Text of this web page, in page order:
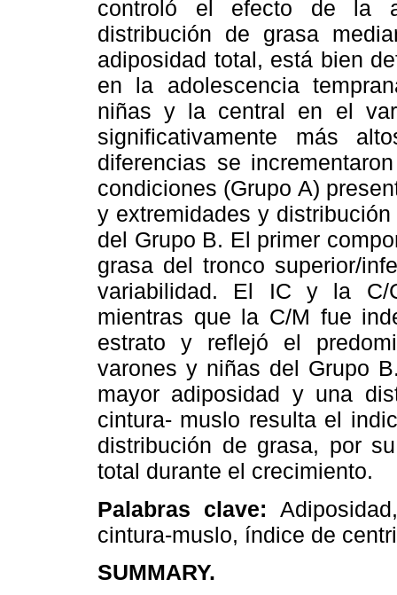
controló el efecto de la
distribución de grasa
adiposidad total, está bien
en la adolescencia
niñas y la central en el
significativamente más
diferencias se
condiciones (Grupo A)
y extremidades y
del Grupo B. El primer
grasa del tronco superior/
variabilidad. El IC y la C/
mientras que la C/M fue
estrato y reflejó el
varones y niñas del Grupo
mayor adiposidad y una
cintura- muslo resulta el
distribución de grasa, por
total durante el crecimiento.
Palabras clave:
cintura-muslo, índice de
SUMMARY.